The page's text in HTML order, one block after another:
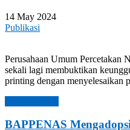
14 May 2024
Publikasi
Perusahaan Umum Percetakan
sekali lagi membuktikan
printing dengan
BAPPENAS